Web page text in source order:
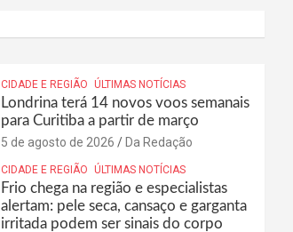
CIDADE E REGIÃO ÚLTIMAS NOTÍCIAS
Londrina terá 14 novos voos semanais
para Curitiba a partir de março
5 de agosto de 2026 Da Redação
CIDADE E REGIÃO ÚLTIMAS NOTÍCIAS
Frio chega na região e especialistas
alertam: pele seca, cansaço e garganta
irritada podem ser sinais do corpo